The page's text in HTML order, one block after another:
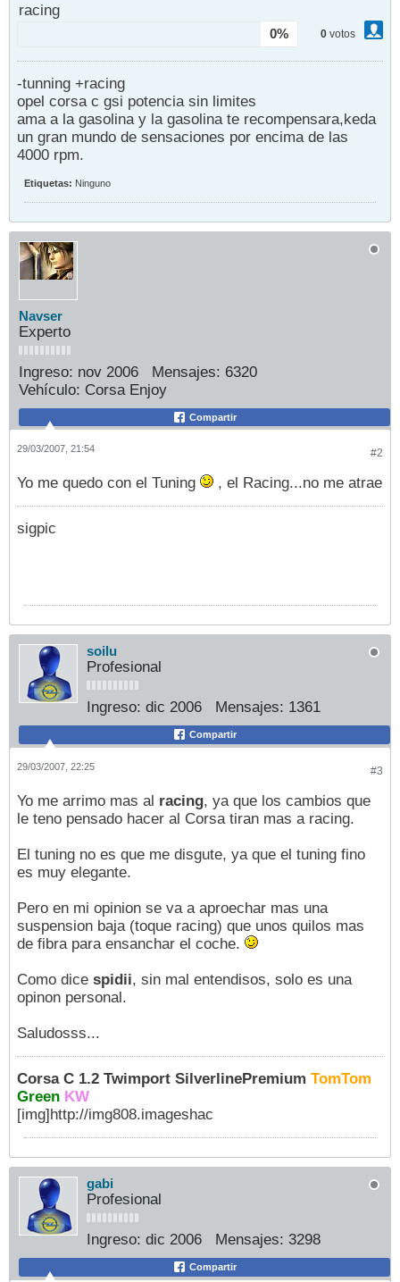
racing
0% 0 votos
-tunning +racing
opel corsa c gsi potencia sin limites
ama a la gasolina y la gasolina te recompensara,keda
un gran mundo de sensaciones por encima de las
4000 rpm.
Etiquetas: Ninguno
Navser
Experto
Ingreso: nov 2006 Mensajes: 6320
Vehículo: Corsa Enjoy
Compartir
#2
29/03/2007, 21:54
Yo me quedo con el Tuning , el Racing...no me atrae
sigpic
soilu
Profesional
Ingreso: dic 2006 Mensajes: 1361
Compartir
#3
29/03/2007, 22:25
Yo me arrimo mas al racing, ya que los cambios que
le teno pensado hacer al Corsa tiran mas a racing.
El tuning no es que me disgute, ya que el tuning fino
es muy elegante.
Pero en mi opinion se va a aproechar mas una
suspension baja (toque racing) que unos quilos mas
de fibra para ensanchar el coche.
Como dice spidii, sin mal entendisos, solo es una
opinon personal.
Saludosss...
Corsa C 1.2 Twimport SilverlinePremium TomTom
Green KW
[img]http://img808.imageshac
gabi
Profesional
Ingreso: dic 2006 Mensajes: 3298
Compartir